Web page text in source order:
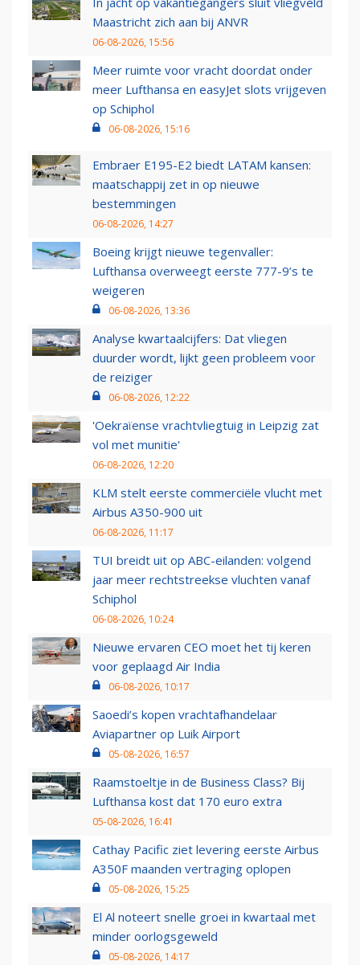
Maastricht zich aan bij ANVR
06-08-2026, 15:56
Meer ruimte voor vracht doordat onder
meer Lufthansa en easyJet slots vrijgeven
op Schiphol
06-08-2026, 15:16
Embraer E195-E2 biedt LATAM kansen:
maatschappij zet in op nieuwe
bestemmingen
06-08-2026, 14:27
Boeing krijgt nieuwe tegenvaller:
Lufthansa overweegt eerste 777-9’s te
weigeren
06-08-2026, 13:36
Analyse kwartaalcijfers: Dat vliegen
duurder wordt, lijkt geen probleem voor
de reiziger
06-08-2026, 12:22
'Oekraïense vrachtvliegtuig in Leipzig zat
vol met munitie'
06-08-2026, 12:20
KLM stelt eerste commerciële vlucht met
Airbus A350-900 uit
06-08-2026, 11:17
TUI breidt uit op ABC-eilanden: volgend
jaar meer rechtstreekse vluchten vanaf
Schiphol
06-08-2026, 10:24
Nieuwe ervaren CEO moet het tij keren
voor geplaagd Air India
06-08-2026, 10:17
Saoedi’s kopen vrachtafhandelaar
Aviapartner op Luik Airport
05-08-2026, 16:57
Raamstoeltje in de Business Class? Bij
Lufthansa kost dat 170 euro extra
05-08-2026, 16:41
Cathay Pacific ziet levering eerste Airbus
A350F maanden vertraging oplopen
05-08-2026, 15:25
El Al noteert snelle groei in kwartaal met
minder oorlogsgeweld
05-08-2026, 14:17